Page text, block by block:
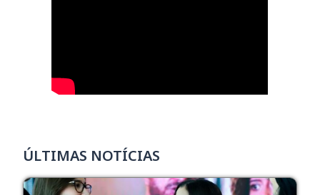
ÚLTIMAS NOTÍCIAS